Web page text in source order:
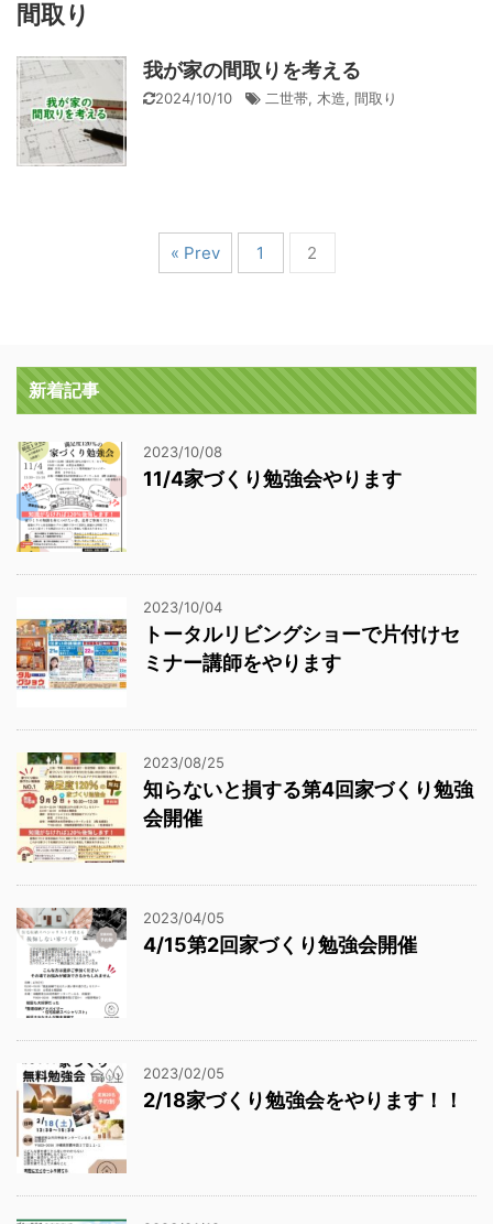
間取り
我が家の間取りを考える
2024/10/10 二世帯, 木造, 間取り
« Prev 1 2
新着記事
2023/10/08
11/4家づくり勉強会やります
2023/10/04
トータルリビングショーで片付けセ
ミナー講師をやります
2023/08/25
知らないと損する第4回家づくり勉強
会開催
2023/04/05
4/15第2回家づくり勉強会開催
2023/02/05
2/18家づくり勉強会をやります！！